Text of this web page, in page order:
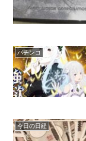
パチンコ
今日の日経